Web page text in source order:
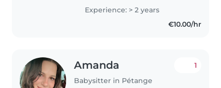
of hands-on experience caring
for my nieces and nephews. I
genuinely love being around..
Experience: > 2 years
€10.00/hr
Amanda
Babysitter in Pétange
1